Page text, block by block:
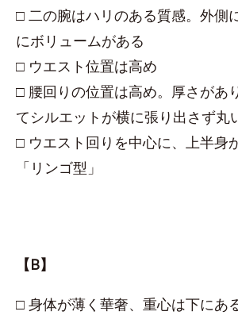
□ 二の腕はハリのある質感。外側
にボリュームがある
□ ウエスト位置は高め
□ 腰回りの位置は高め。厚さがあ
てシルエットが横に張り出さず丸
□ ウエスト回りを中心に、上半身
「リンゴ型」
【B】
□ 身体が薄く華奢、重心は下にあ